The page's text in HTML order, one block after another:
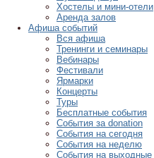
Хостелы и мини-отели
Аренда залов
Афиша событий
Вся афиша
Тренинги и семинары
Вебинары
Фестивали
Ярмарки
Концерты
Туры
Бесплатные события
События за donation
События на сегодня
События на неделю
События на выходные